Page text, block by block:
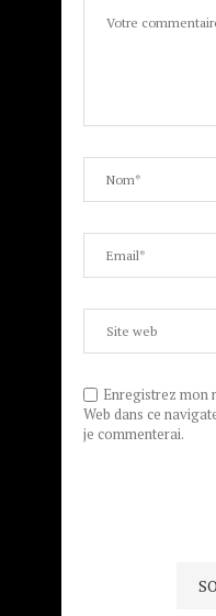
Enregistrez mon
Web dans ce
je commenterai.